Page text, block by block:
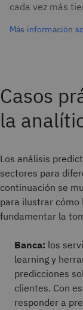
cada vez más
Más información
Casos
la
Los análisis
sectores para
continuación se
para ilustrar cómo
fundamentar la
Banca: los
learning y
predicciones
clientes. Con
responder a